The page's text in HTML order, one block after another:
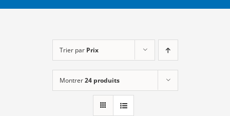
Les événements
Trier par Prix
Montrer24 produits